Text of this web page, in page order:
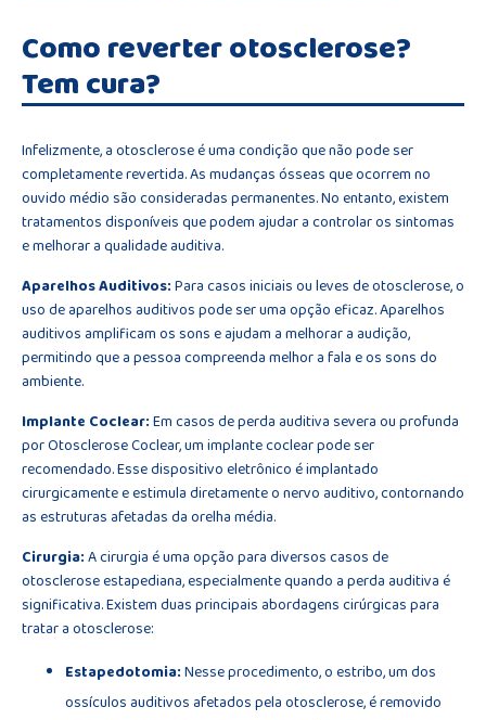
Como reverter otosclerose?
Tem cura?
Infelizmente, a otosclerose é uma condição que não pode ser
completamente revertida. As mudanças ósseas que ocorrem no
ouvido médio são consideradas permanentes. No entanto, existem
tratamentos disponíveis que podem ajudar a controlar os sintomas
e melhorar a qualidade auditiva.
Aparelhos Auditivos:Para casos iniciais ou leves de otosclerose, o
uso de aparelhos auditivos pode ser uma opção eficaz. Aparelhos
auditivos amplificam os sons e ajudam a melhorar a audição,
permitindo que a pessoa compreenda melhor a fala e os sons do
ambiente.
Implante Coclear:Em casos de perda auditiva severa ou profunda
por Otosclerose Coclear, um implante coclear pode ser
recomendado. Esse dispositivo eletrônico é implantado
cirurgicamente e estimula diretamente o nervo auditivo, contornando
as estruturas afetadas da orelha média.
Cirurgia:A cirurgia é uma opção para diversos casos de
otosclerose estapediana, especialmente quando a perda auditiva é
significativa. Existem duas principais abordagens cirúrgicas para
tratar a otosclerose:
Estapedotomia:Nesse procedimento, o estribo, um dos
ossículos auditivos afetados pela otosclerose, é removido